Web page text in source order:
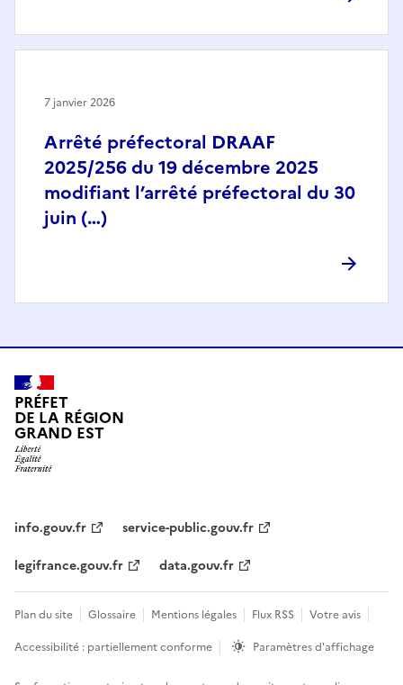
Arrêté préfectoral DRAAF
2025/256 du 19 décembre 2025
modifiant l’arrêté préfectoral du 30
juin (…)
7 janvier 2026
PRÉFET
DE LA RÉGION
GRAND EST
info.gouv.fr
service-public.gouv.fr
legifrance.gouv.fr
data.gouv.fr
Plan du site Glossaire Mentions légales Flux RSS
Votre avis
Accessibilité : partiellement conforme
Paramètres d'affichage